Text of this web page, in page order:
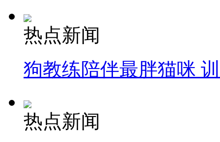
热点新闻
狗教练陪伴最胖猫咪
热点新闻